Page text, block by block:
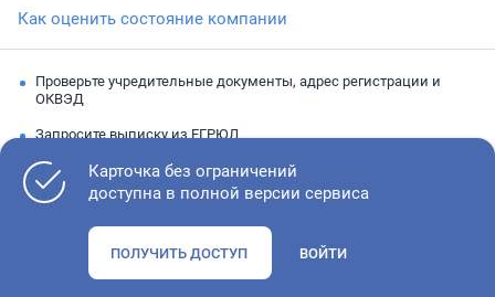
Как оценить состояние компании
Проверьте учредительные документы, адрес регистрации и
ОКВЭД
Запросите выписку из ЕГРЮЛ
Изучите финансовые показатели
Проверьте судебную активность и наличие долгов по
Карточка без ограничений
доступна в полной версии сервиса
ПОЛУЧИТЬ ДОСТУП ВОЙТИ